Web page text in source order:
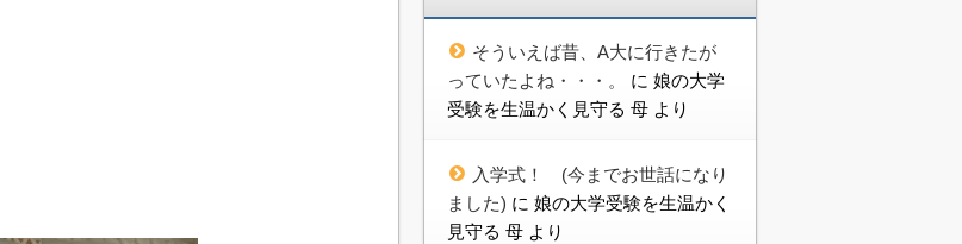
そういえば昔、A大に行きたが
っていたよね・・・。
に 娘の大学
受験を生温かく見守る 母 より
入学式！ (今までお世話になり
ました) に 娘の大学受験を生温かく
見守る 母 より